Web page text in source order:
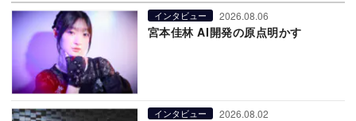
インタビュー 2026.08.06
宮本佳林 AI開発の原点明かす
インタビュー 2026.08.02